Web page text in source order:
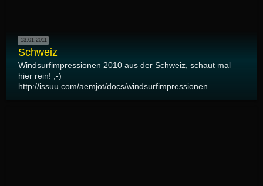
13.01.2011
Schweiz
Windsurfimpressionen 2010 aus der Schweiz, schaut mal
hier rein! ;-)
http://issuu.com/aemjot/docs/windsurfimpressionen